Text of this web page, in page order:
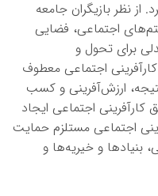
نظر بازیگران جامعه
اجتماعی، فضایی
برای تحول و
اجتماعی معطوف
ارزش‌آفرینی و کسب
اجتماعی ایجاد
اجتماعی مستلزم حمایت
و خیریه‌ها و